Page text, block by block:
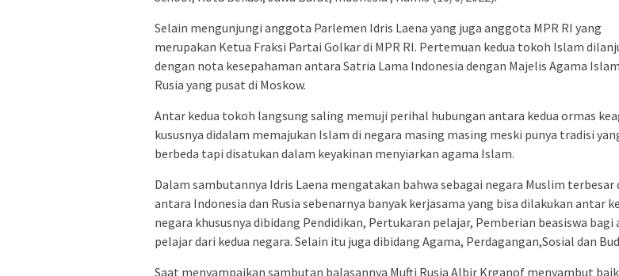
Selain mengunjungi anggota Parlemen Idris Laena yang juga anggota MPR RI yang
merupakan Ketua Fraksi Partai Golkar di MPR RI. Pertemuan kedua tokoh Islam
dengan nota kesepahaman antara Satria Lama Indonesia dengan Majelis Agama
Rusia yang pusat di Moskow.
Antar kedua tokoh langsung saling memuji perihal hubungan antara kedua ormas
kususnya didalam memajukan Islam di negara masing masing meski punya tradisi
berbeda tapi disatukan dalam keyakinan menyiarkan agama Islam.
Dalam sambutannya Idris Laena mengatakan bahwa sebagai negara Muslim terbesar
antara Indonesia dan Rusia sebenarnya banyak kerjasama yang bisa dilakukan antar
negara khususnya dibidang Pendidikan, Pertukaran pelajar, Pemberian beasiswa bagi
pelajar dari kedua negara. Selain itu juga dibidang Agama, Perdagangan,Sosial dan
Saat menyampaikan sambutan balasannya Mufti Rusia Albir Krganof menyambut baik